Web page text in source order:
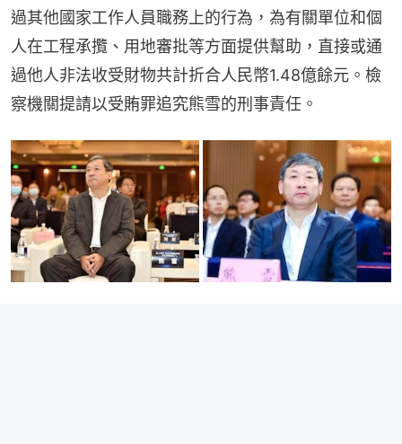
過其他國家工作人員職務上的行為，為有關單位和個
人在工程承攬、用地審批等方面提供幫助，直接或通
過他人非法收受財物共計折合人民幣1.48億餘元。檢
察機關提請以受賄罪追究熊雪的刑事責任。